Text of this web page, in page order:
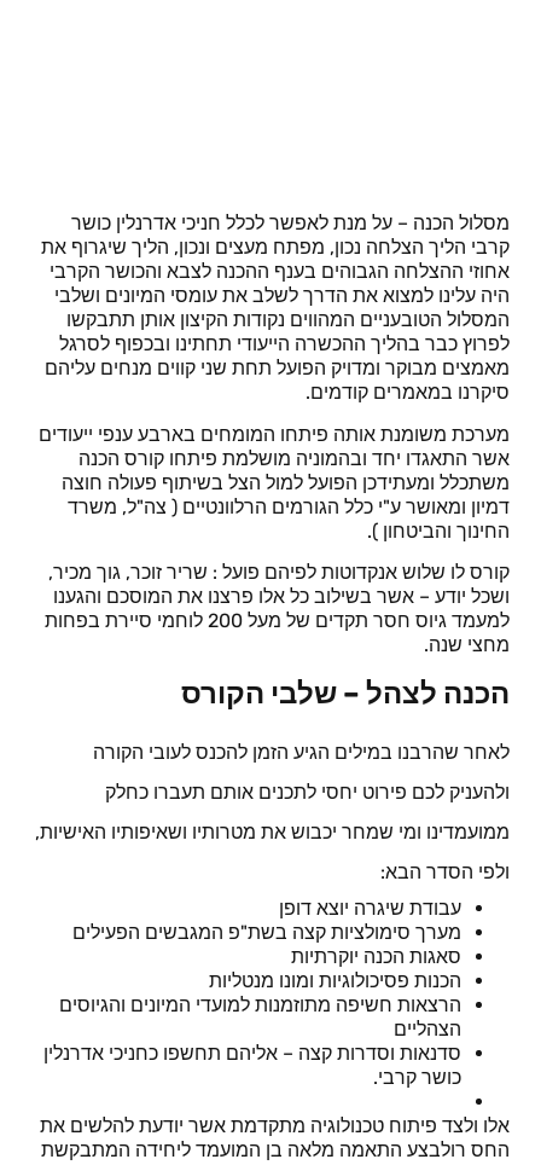
מסלול הכנה – על מנת לאפשר לכלל חניכי אדרנלין כושר
קרבי הליך הצלחה נכון, מפתח מעצים ונכון, הליך שיגרוף את
אחוזי ההצלחה הגבוהים בענף ההכנה לצבא והכושר הקרבי
היה עלינו למצוא את הדרך לשלב את עומסי המיונים ושלבי
המסלול הטובעניים המהווים נקודות הקיצון אותן תתבקשו
לפרוץ כבר בהליך ההכשרה הייעודי תחתינו ובכפוף לסרגל
מאמצים מבוקר ומדויק הפועל תחת שני קווים מנחים עליהם
סיקרנו במאמרים קודמים.
מערכת משומנת אותה פיתחו המומחים בארבע ענפי ייעודים
אשר התאגדו יחד ובהמוניה מושלמת פיתחו קורס הכנה
משתכלל ומעתידכן הפועל למול הצל בשיתוף פעולה חוצה
דמיון ומאושר ע"י כלל הגורמים הרלוונטיים ( צה"ל, משרד
החינוך והביטחון ).
קורס לו שלוש אנקדוטות לפיהם פועל : שריר זוכר, גוך מכיר,
ושכל יודע – אשר בשילוב כל אלו פרצנו את המוסכם והגענו
למעמד גיוס חסר תקדים של מעל 200 לוחמי סיירת בפחות
מחצי שנה.
הכנה לצהל – שלבי הקורס
לאחר שהרבנו במילים הגיע הזמן להכנס לעובי הקורה
ולהעניק לכם פירוט יחסי לתכנים אותם תעברו כחלק
ממועמדינו ומי שמחר יכבוש את מטרותיו ושאיפותיו האישיות,
ולפי הסדר הבא:
עבודת שיגרה יוצא דופן
מערך סימולציות קצה בשת"פ המגבשים הפעילים
סאגות הכנה יוקרתיות
הכנות פסיכולוגיות ומונו מנטליות
הרצאות חשיפה מתוזמנות למועדי המיונים והגיוסים
הצהליים
סדנאות וסדרות קצה – אליהם תחשפו כחניכי אדרנלין
כושר קרבי.
אלו ולצד פיתוח טכנולוגיה מתקדמת אשר יודעת להלשים את
החס רולבצע התאמה מלאה בן המועמד ליחידה המתבקשת